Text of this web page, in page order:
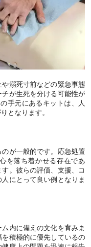
溺死寸前などの緊急事態
が生死を分ける可能性が
手元にあるキットは、人
となります。
が一般的です。応急処置
を落ち着かせる存在であ
。彼らの評価、支援、コ
にとって良い例となりま
内に備えの文化を育みま
積極的に優先しているの